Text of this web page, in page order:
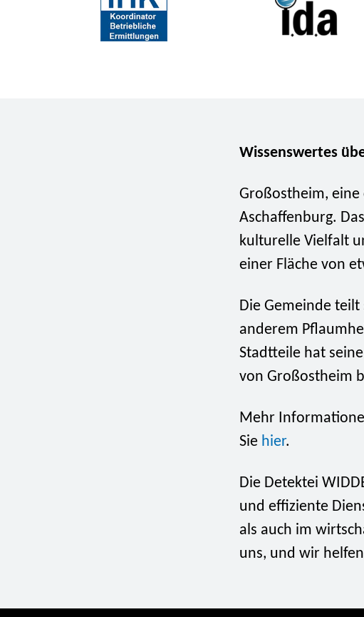
Wissenswertes
Großostheim,
Aschaffenburg.
kulturelle Vielfalt
einer Fläche von
Die Gemeinde
anderem
Stadtteile hat
von Großostheim
Mehr
Sie hier.
Die Detektei
und effiziente
als auch im
uns, und wir